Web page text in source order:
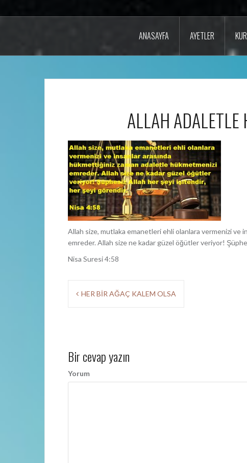
ANASAYFA AYETLER
ALLAH
Allah size, mutlaka emanetleri ehli olanlara vermenizi ve
emreder. Allah size ne kadar güzel öğütler veriyor!
Nisa Suresi 4:58
ı
d
o
HER BİR AĞAÇ KALEM OLSA
Bir cevap yazın
Yorum